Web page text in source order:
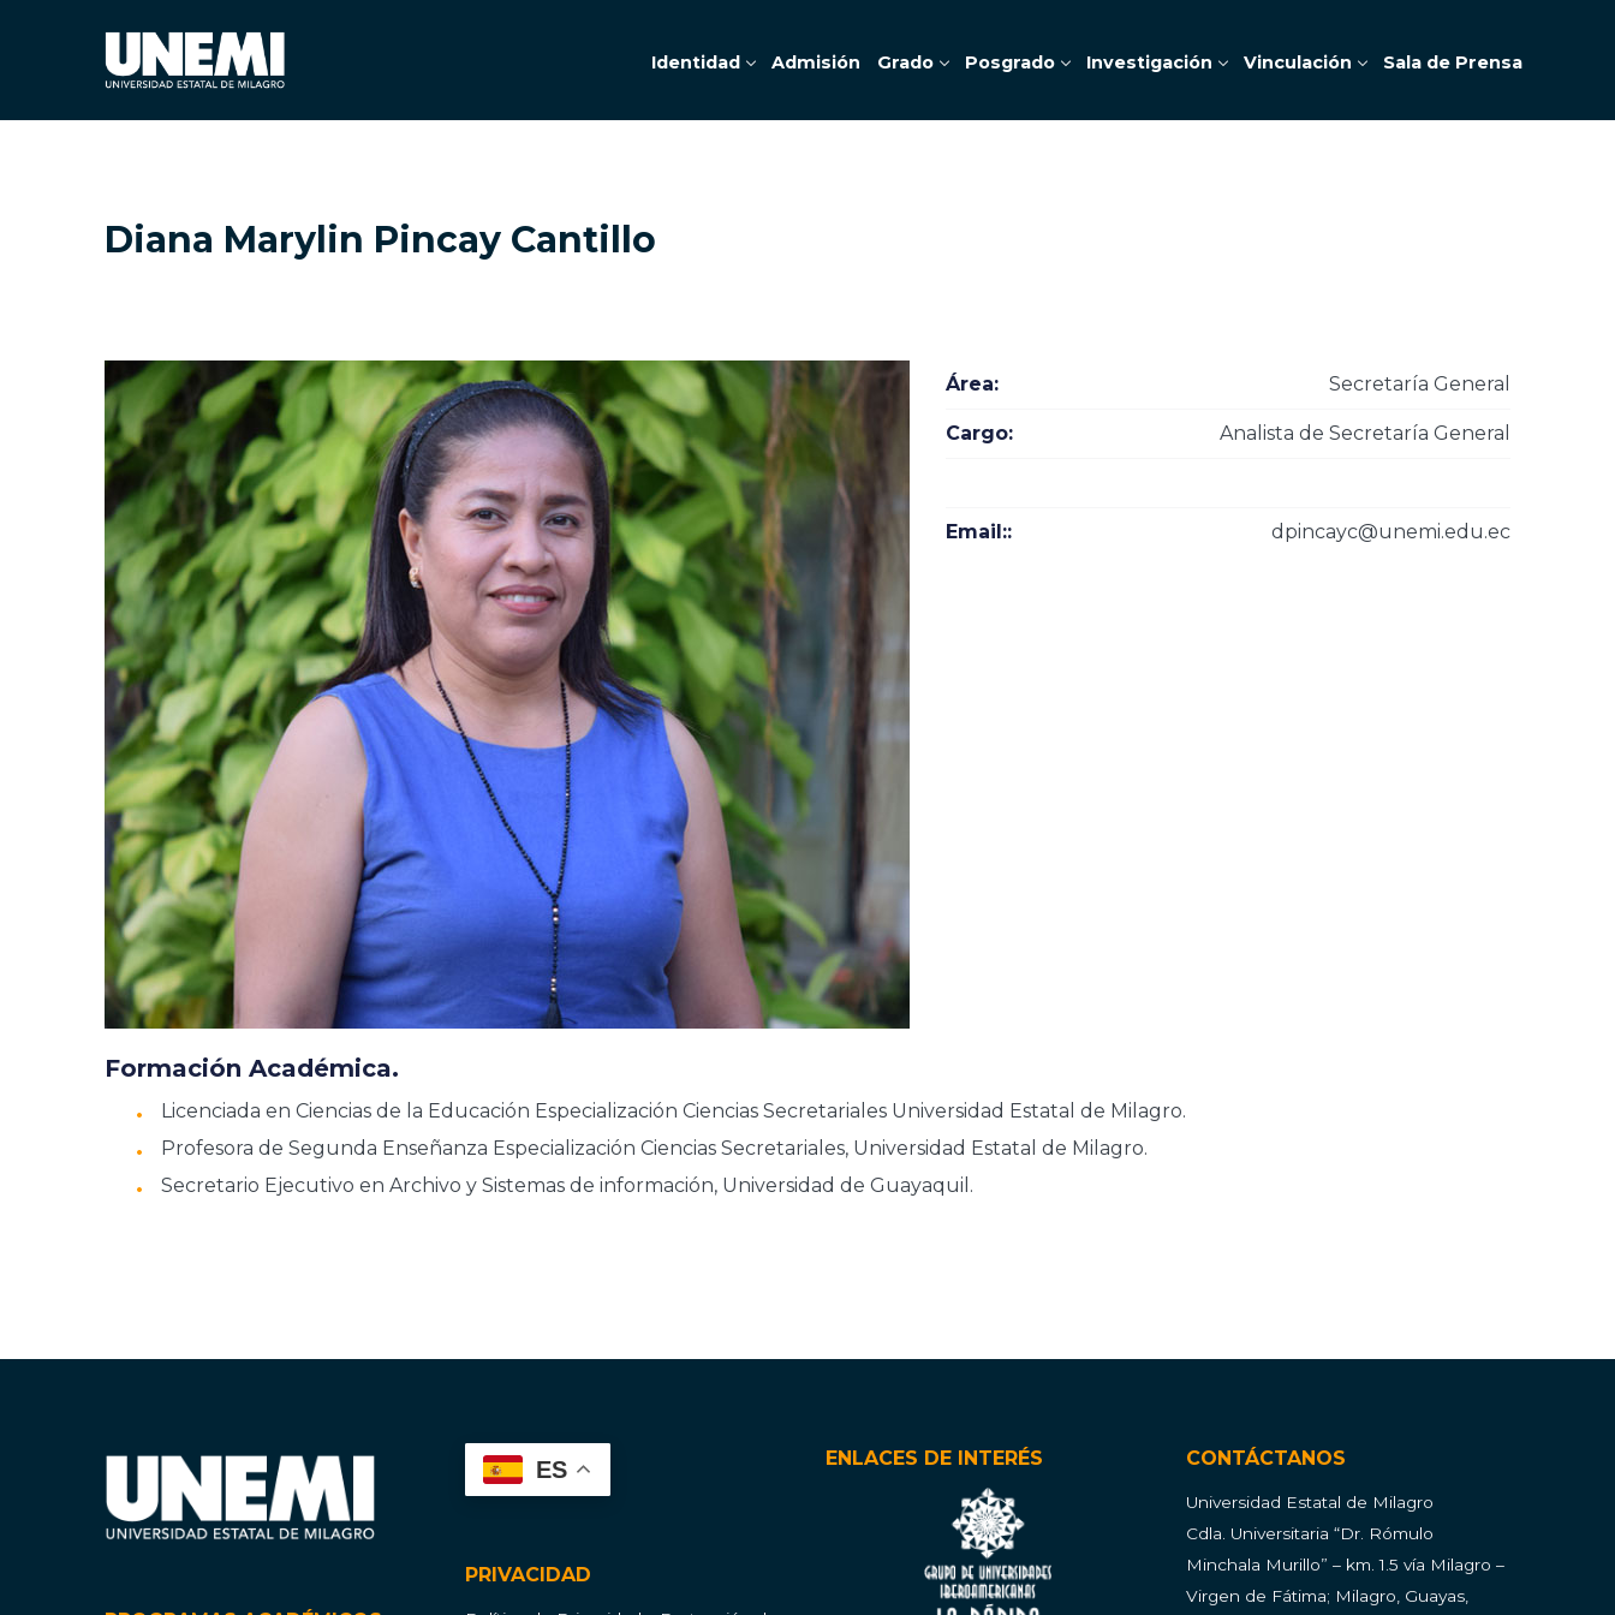
Identidad Admisión Grado Posgrado Investigación Vinculación Sala de Prensa
Diana Marylin Pincay Cantillo
Área: Secretaría General
Cargo: Analista de Secretaría General
Email:: dpincayc@unemi.edu.ec
Formación Académica.
Licenciada en Ciencias de la Educación Especialización Ciencias Secretariales Universidad Estatal de Milagro.
Profesora de Segunda Enseñanza Especialización Ciencias Secretariales, Universidad Estatal de Milagro.
Secretario Ejecutivo en Archivo y Sistemas de información, Universidad de Guayaquil.
ES
PRIVACIDAD
ENLACES DE INTERÉS CONTÁCTANOS
Universidad Estatal de Milagro
Cdla. Universitaria “Dr. Rómulo
Minchala Murillo” – km. 1.5 vía Milagro –
Virgen de Fátima; Milagro, Guayas,